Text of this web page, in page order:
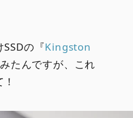
の『Kingston
たんですが、これ